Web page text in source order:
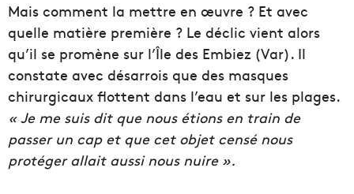
Mais comment la mettre en œuvre ? Et avec
quelle matière première ? Le déclic vient alors
qu’il se promène sur l’Île des Embiez (Var). Il
constate avec désarrois que des masques
chirurgicaux flottent dans l’eau et sur les plages.
« Je me suis dit que nous étions en train de
passer un cap et que cet objet censé nous
protéger allait aussi nous nuire ».